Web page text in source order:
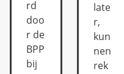
rd
doo
r de
BPP
bij
late
r,
kun
nen
rek